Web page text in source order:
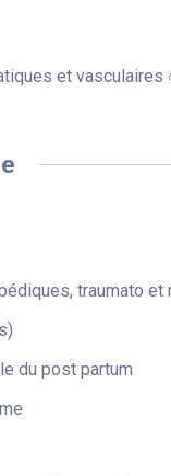
et
traumato et
du post partum